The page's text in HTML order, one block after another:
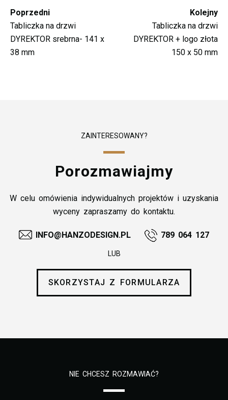
Poprzedni
Tabliczka na drzwi
DYREKTOR srebrna- 141 x
38 mm
Kolejny
Tabliczka na drzwi
DYREKTOR + logo złota
150 x 50 mm
ZAINTERESOWANY?
Porozmawiajmy
W celu omówienia indywidualnych projektów i uzyskania
wyceny zapraszamy do kontaktu.
INFO@HANZODESIGN.PL 789 064 127
LUB
SKORZYSTAJ Z FORMULARZA
NIE CHCESZ ROZMAWIAĆ?